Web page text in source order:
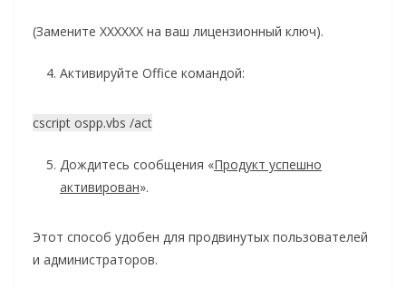
(Замените XXXXXX на ваш лицензионный ключ).
Активируйте Office командой:
cscript ospp.vbs /act
Дождитесь сообщения «Продукт успешно
активирован».
Этот способ удобен для продвинутых пользователей
и администраторов.